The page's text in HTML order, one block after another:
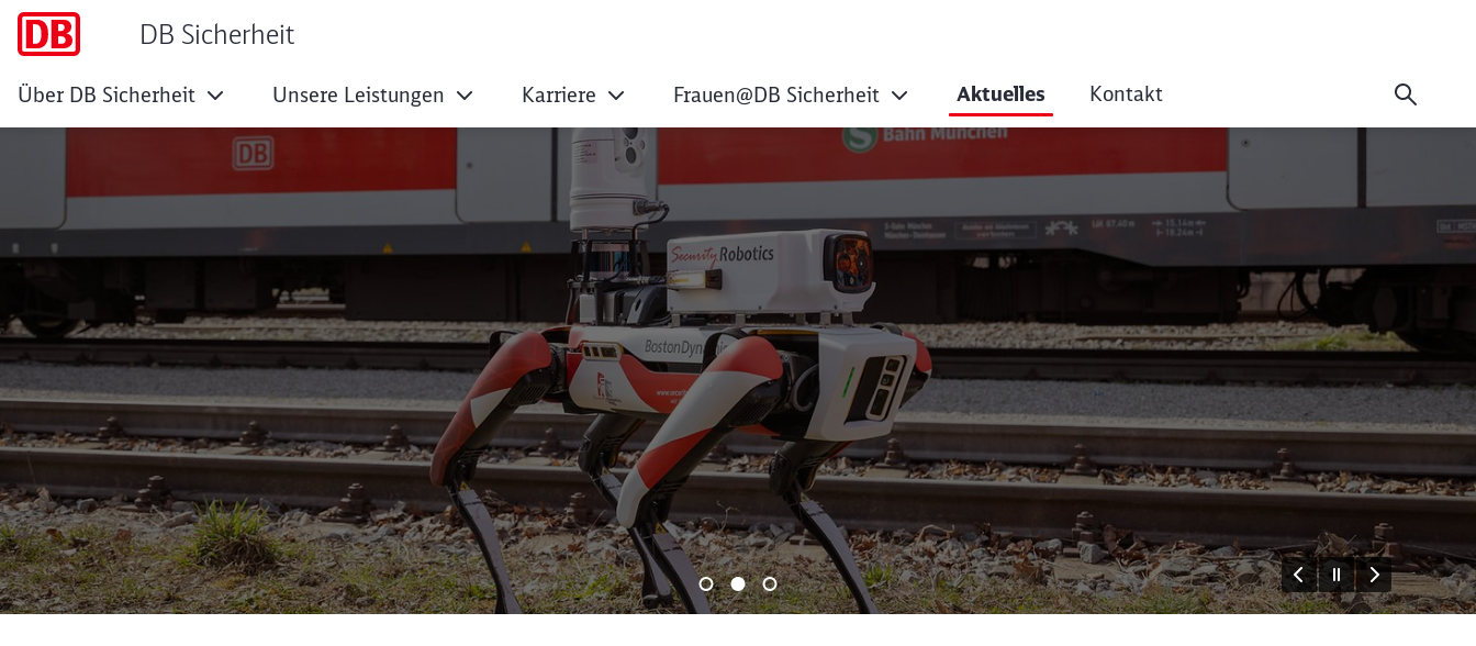
Wir sind auf den Hund gekommen!
DB Sicherheit
Über DB Sicherheit Unsere Leistungen Karriere Frauen@DB Sicherheit Aktuelles Kontakt
Klicken, um den folgenden Slider zu überspringen
Ende des Sliders